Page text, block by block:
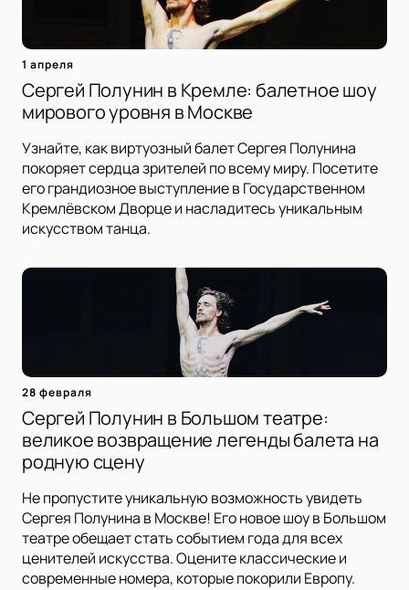
1 апреля
Сергей Полунин в Кремле: балетное шоу
мирового уровня в Москве
Узнайте, как виртуозный балет Сергея Полунина
покоряет сердца зрителей по всему миру. Посетите
его грандиозное выступление в Государственном
Кремлёвском Дворце и насладитесь уникальным
искусством танца.
28 февраля
Сергей Полунин в Большом театре:
великое возвращение легенды балета на
родную сцену
Не пропустите уникальную возможность увидеть
Сергея Полунина в Москве! Его новое шоу в Большом
театре обещает стать событием года для всех
ценителей искусства. Оцените классические и
современные номера, которые покорили Европу.